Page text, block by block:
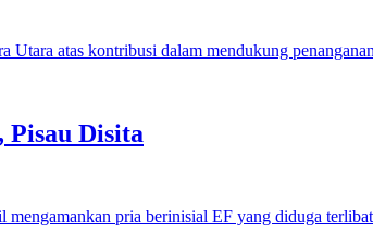
Pisau Disita